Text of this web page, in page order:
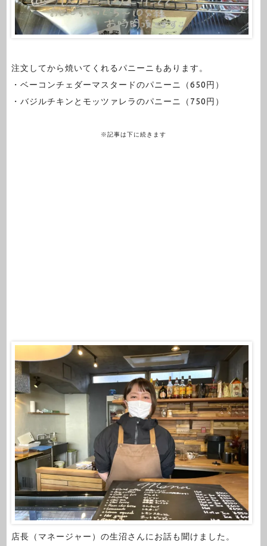
注文してから焼いてくれるパニーニもあります。
・ベーコンチェダーマスタードのパニーニ（650円）
・バジルチキンとモッツァレラのパニーニ（750円）
※記事は下に続きます
店長（マネージャー）の生沼さんにお話も聞けました。